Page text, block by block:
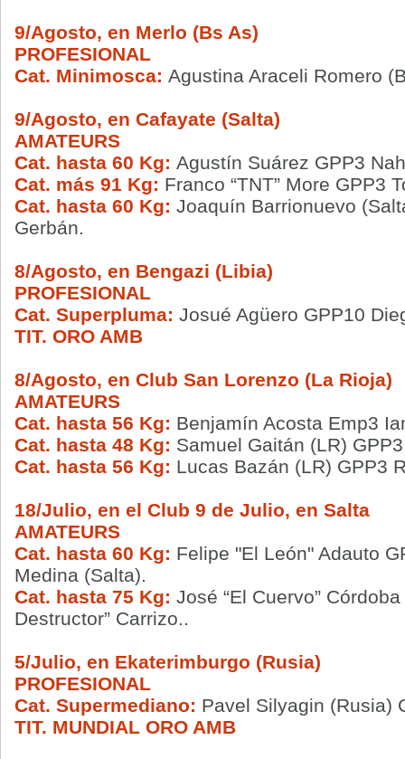
9/Agosto, en Merlo (Bs As)
PROFESIONAL
Cat. Minimosca: Agustina Araceli Romero
9/Agosto, en Cafayate (Salta)
AMATEURS
Cat. hasta 60 Kg: Agustín Suárez GPP3
Cat. más 91 Kg: Franco “TNT” More GPP3
Cat. hasta 60 Kg: Joaquín Barrionuevo
Gerbán.
8/Agosto, en Bengazi (Libia)
PROFESIONAL
Cat. Superpluma: Josué Agüero GPP10
TIT. ORO AMB
8/Agosto, en Club San Lorenzo (La Rioja)
AMATEURS
Cat. hasta 56 Kg: Benjamín Acosta Emp3
Cat. hasta 48 Kg: Samuel Gaitán (LR)
Cat. hasta 56 Kg: Lucas Bazán (LR) GPP3
18/Julio, en el Club 9 de Julio, en Salta
AMATEURS
Cat. hasta 60 Kg: Felipe "El León" Adauto
Medina (Salta).
Cat. hasta 75 Kg: José “El Cuervo”
Destructor” Carrizo..
5/Julio, en Ekaterimburgo (Rusia)
PROFESIONAL
Cat. Supermediano: Pavel Silyagin (Rusia)
TIT. MUNDIAL ORO AMB